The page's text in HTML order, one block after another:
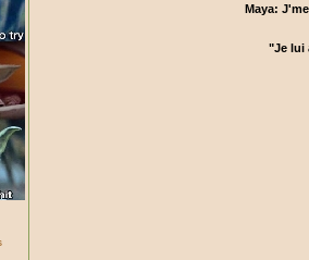
Maya:
"Je lui